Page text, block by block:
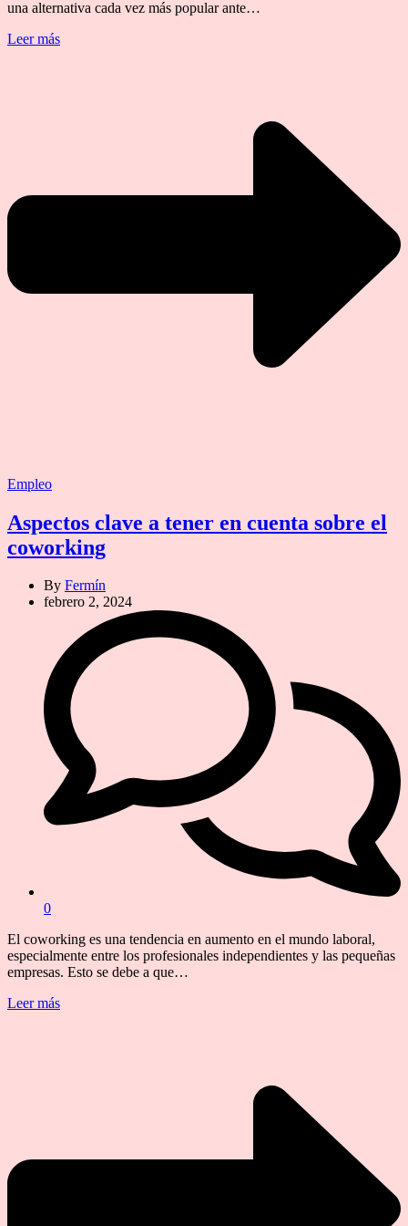
una alternativa cada vez más popular ante…
Leer más
Categories
Empleo
Aspectos clave a tener en cuenta sobre el
coworking
By Fermín
febrero 2, 2024
0
El coworking es una tendencia en aumento en el mundo laboral,
especialmente entre los profesionales independientes y las pequeñas
empresas. Esto se debe a que…
Leer más